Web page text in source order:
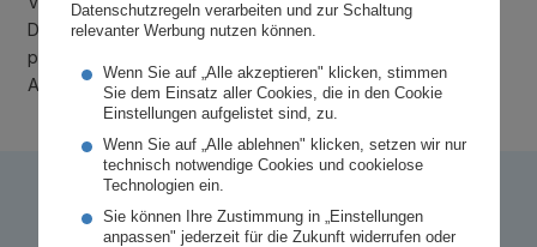
Datenschutzregeln verarbeiten und zur Schaltung
relevanter Werbung nutzen können.
Wenn Sie auf „Alle akzeptieren" klicken, stimmen
Sie dem Einsatz aller Cookies, die in den Cookie
Einstellungen aufgelistet sind, zu.
Wenn Sie auf „Alle ablehnen" klicken, setzen wir nur
technisch notwendige Cookies und cookielose
Technologien ein.
Sie können Ihre Zustimmung in „Einstellungen
anpassen" jederzeit für die Zukunft widerrufen oder
So bewerten uns unsere Kund:innen